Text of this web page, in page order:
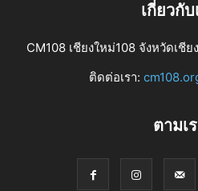
เกี่ยวกับ
CM108 เชียงใหม่108 จังหวัดเชี
ติดต่อเรา:
ตามเ